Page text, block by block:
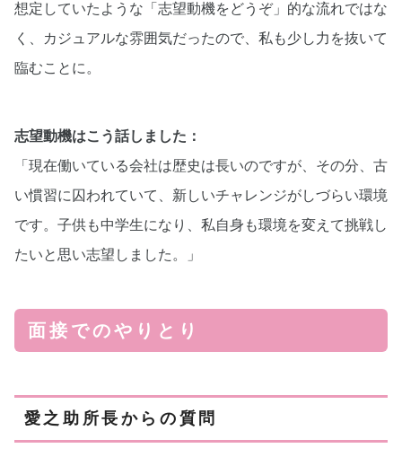
想定していたような「志望動機をどうぞ」的な流れではな
く、カジュアルな雰囲気だったので、私も少し力を抜いて
臨むことに。
志望動機はこう話しました：
「現在働いている会社は歴史は長いのですが、その分、古
い慣習に囚われていて、新しいチャレンジがしづらい環境
です。子供も中学生になり、私自身も環境を変えて挑戦し
たいと思い志望しました。」
面接でのやりとり
愛之助所長からの質問